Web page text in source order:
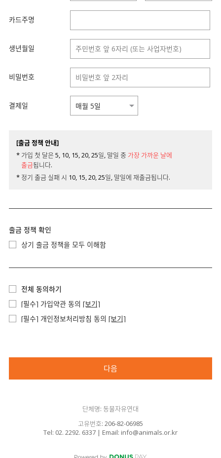
카드주명
생년월일
비밀번호
결제일
[출금 정책 안내]
* 가입 첫 달은 5, 10, 15, 20, 25일, 말일 중 가장 가까운 날에
출금됩니다.
* 정기 출금 실패 시 10, 15, 20, 25일, 말일에 재출금됩니다.
출금 정책 확인
상기 출금 정책을 모두 이해함
전체 동의하기
[필수] 가입약관 동의 [보기]
[필수] 개인정보처리방침 동의 [보기]
다음
단체명: 동물자유연대
고유번호: 206-82-06985
Tel: 02. 2292. 6337 | Email: info@animals.or.kr